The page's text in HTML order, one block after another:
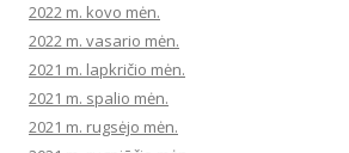
2022 m. kovo mėn.
2022 m. vasario mėn.
2021 m. lapkričio mėn.
2021 m. spalio mėn.
2021 m. rugsėjo mėn.